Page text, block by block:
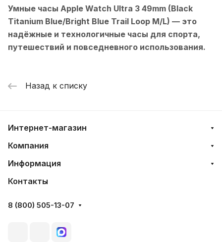
Умные часы Apple Watch Ultra 3 49mm (Black
Titanium Blue/Bright Blue Trail Loop M/L) — это
надёжные и технологичные часы для спорта,
путешествий и повседневного использования.
Назад к списку
Интернет-магазин
Компания
Информация
Контакты
8 (800) 505-13-07